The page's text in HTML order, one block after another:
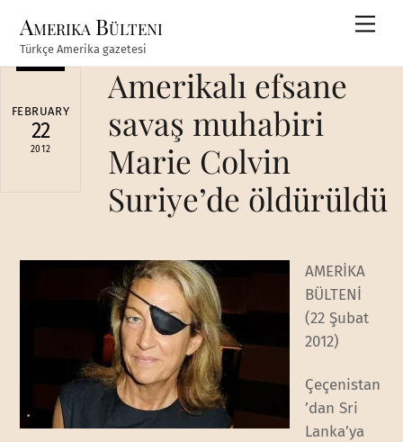
content
Amerika Bülteni
Türkçe Amerika gazetesi
FEBRUARY
22
2012
Amerikalı efsane
savaş muhabiri
Marie Colvin
Suriye’de öldürüldü
AMERİKA
BÜLTENİ
(22 Şubat
2012)
Çeçenistan
’dan Sri
Lanka’ya